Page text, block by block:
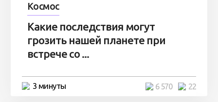
Космос
Какие последствия могут
грозить нашей планете при
встрече со ...
3 минуты 22
6 570